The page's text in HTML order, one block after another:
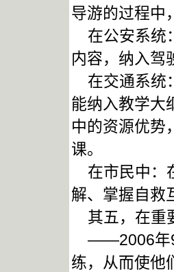
导游的过程中
在公安系统
内容，纳入驾
在交通系统
能纳入教学大
中的资源优势
课。
在市民中：
解、掌握自救
其五，在重
——2006年9
练，从而使他